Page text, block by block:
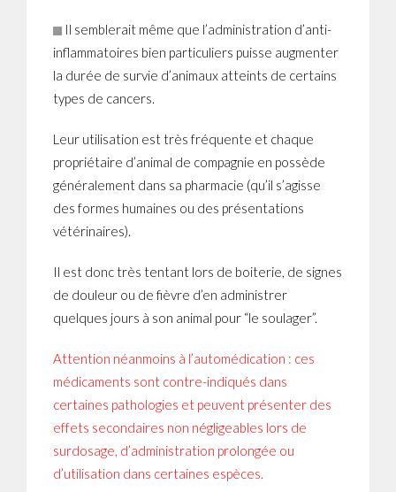
Il semblerait même que l’administration d’anti-
inflammatoires bien particuliers puisse augmenter
la durée de survie d’animaux atteints de certains
types de cancers.
Leur utilisation est très fréquente et chaque
propriétaire d’animal de compagnie en possède
généralement dans sa pharmacie (qu’il s’agisse
des formes humaines ou des présentations
vétérinaires).
Il est donc très tentant lors de boiterie, de signes
de douleur ou de fièvre d’en administrer
quelques jours à son animal pour “le soulager”.
Attention néanmoins à l’automédication : ces
médicaments sont contre-indiqués dans
certaines pathologies et peuvent présenter des
effets secondaires non négligeables lors de
surdosage, d’administration prolongée ou
d’utilisation dans certaines espèces.